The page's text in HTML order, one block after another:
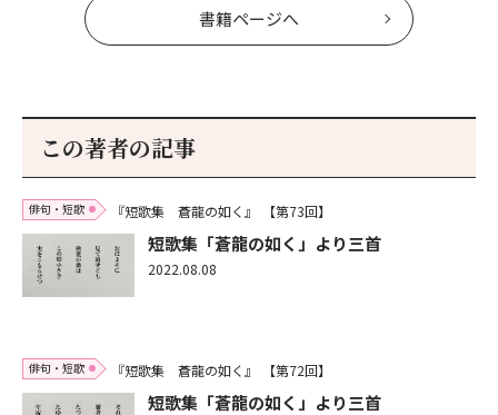
書籍ページへ
この著者の記事
俳句・短歌 『短歌集 蒼龍の如く』 【第73回】
短歌集「蒼龍の如く」より三首
2022.08.08
俳句・短歌 『短歌集 蒼龍の如く』 【第72回】
短歌集「蒼龍の如く」より三首